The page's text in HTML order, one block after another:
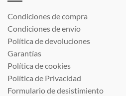
Condiciones de compra
Condiciones de envío
Política de devoluciones
Garantías
Política de cookies
Política de Privacidad
Formulario de desistimiento